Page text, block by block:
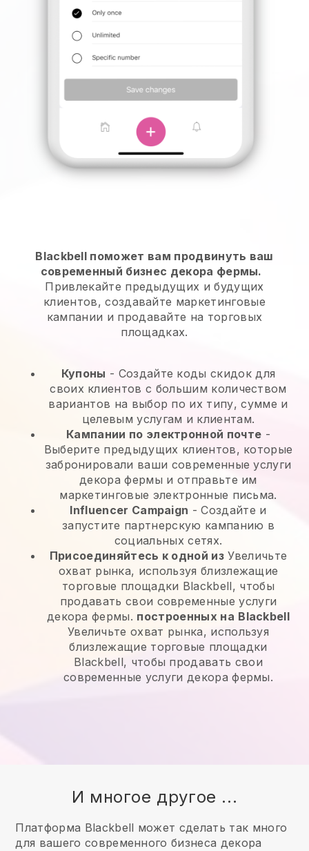
Blackbell поможет вам продвинуть ваш
современный бизнес декора фермы.
Привлекайте предыдущих и будущих
клиентов, создавайте маркетинговые
кампании и продавайте на торговых
площадках.
Купоны - Создайте коды скидок для
своих клиентов с большим количеством
вариантов на выбор по их типу, сумме и
целевым услугам и клиентам.
Кампании по электронной почте -
Выберите предыдущих клиентов, которые
забронировали ваши современные услуги
декора фермы и отправьте им
маркетинговые электронные письма.
Influencer Campaign - Создайте и
запустите партнерскую кампанию в
социальных сетях.
Присоединяйтесь к одной из Увеличьте
охват рынка, используя близлежащие
торговые площадки Blackbell, чтобы
продавать свои современные услуги
декора фермы. построенных на Blackbell
Увеличьте охват рынка, используя
близлежащие торговые площадки
Blackbell, чтобы продавать свои
современные услуги декора фермы.
И многое другое ...
Платформа Blackbell может сделать так много
для вашего современного бизнеса декора